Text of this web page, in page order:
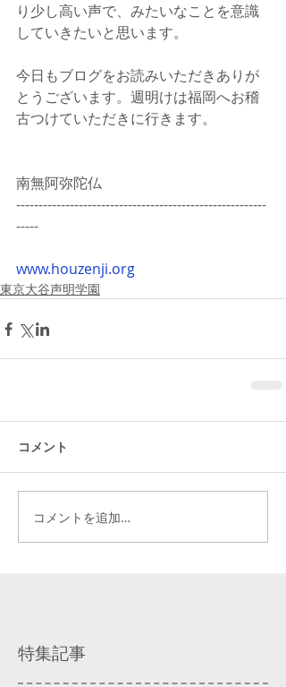
り少し高い声で、みたいなことを意識
していきたいと思います。
今日もブログをお読みいただきありが
とうございます。週明けは福岡へお稽
古つけていただきに行きます。
南無阿弥陀仏
--------------------------------------------------------
-----
www.houzenji.org
東京大谷声明学園
コメント
コメントを追加…
特集記事